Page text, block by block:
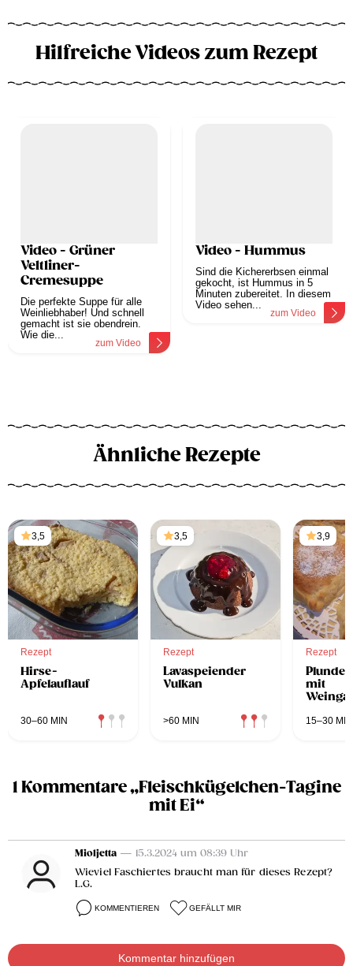
Hilfreiche Videos zum Rezept
Video - Grüner
Veltliner-
Cremesuppe
Die perfekte Suppe für alle
Weinliebhaber! Und schnell
gemacht ist sie obendrein.
Wie die...
zum Video
Video - Hummus
Sind die Kichererbsen einmal
gekocht, ist Hummus in 5
Minuten zubereitet. In diesem
Video sehen...
zum Video
Ähnliche Rezepte
3,5
Rezept
Hirse-
Apfelauflauf
30–60 MIN
3,5
Rezept
Lavaspeiender
Vulkan
>60 MIN
3,9
Rezept
mit
15–30 MIN
1 Kommentare „Fleischkügelchen-Tagine
mit Ei“
Mioljetta — 15.3.2024 um 08:39 Uhr
Wieviel Faschiertes braucht man für dieses Rezept?
L.G.
KOMMENTIEREN GEFÄLLT MIR
Kommentar hinzufügen